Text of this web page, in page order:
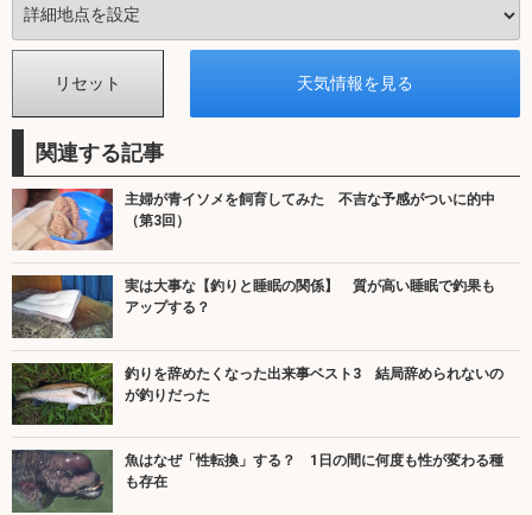
関連する記事
主婦が青イソメを飼育してみた 不吉な予感がついに的中
（第3回）
実は大事な【釣りと睡眠の関係】 質が高い睡眠で釣果も
アップする？
釣りを辞めたくなった出来事ベスト3 結局辞められないの
が釣りだった
魚はなぜ「性転換」する？ 1日の間に何度も性が変わる種
も存在